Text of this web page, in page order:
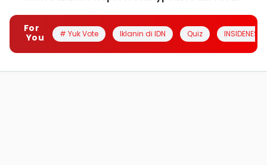
For
You
# Yuk Vote Iklanin di IDN Quiz INSIDENESIA